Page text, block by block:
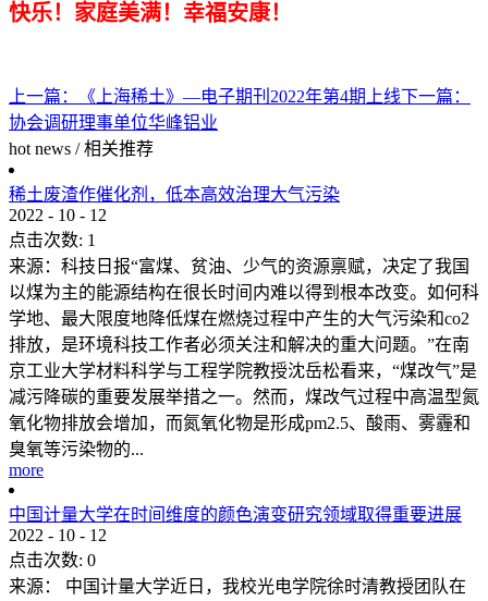
快乐！家庭美满！幸福安康！
上一篇： 《上海稀土》—电子期刊2022年第4期上线下一篇：
协会调研理事单位华峰铝业
hot news / 相关推荐
稀土废渣作催化剂，低本高效治理大气污染
2022 - 10 - 12
点击次数: 1
来源：科技日报“富煤、贫油、少气的资源禀赋，决定了我国
以煤为主的能源结构在很长时间内难以得到根本改变。如何科
学地、最大限度地降低煤在燃烧过程中产生的大气污染和co2
排放，是环境科技工作者必须关注和解决的重大问题。”在南
京工业大学材料科学与工程学院教授沈岳松看来，“煤改气”是
减污降碳的重要发展举措之一。然而，煤改气过程中高温型氮
氧化物排放会增加，而氮氧化物是形成pm2.5、酸雨、雾霾和
臭氧等污染物的...
more
中国计量大学在时间维度的颜色演变研究领域取得重要进展
2022 - 10 - 12
点击次数: 0
来源： 中国计量大学近日，我校光电学院徐时清教授团队在